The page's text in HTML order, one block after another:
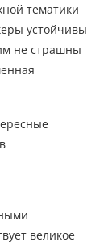
тематики
устойчивы
не страшны
великое